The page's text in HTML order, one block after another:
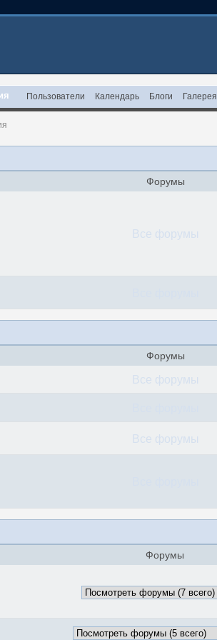
Пользователи Календарь Блоги Галерея
Форумы
Все форумы
Форумы
Все форумы
Все форумы
Форумы